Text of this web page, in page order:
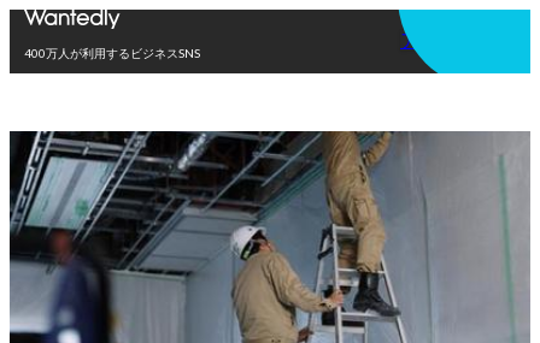
400万人が利用するビジネスSNS
アプリを使う